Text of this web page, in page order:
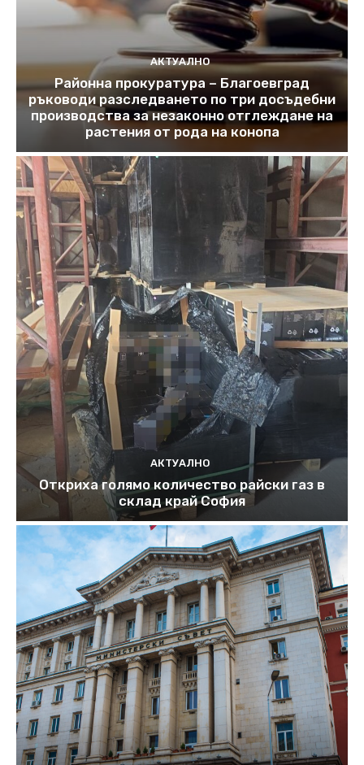
АКТУАЛНО
Районна прокуратура – Благоевград
ръководи разследването по три досъдебни
производства за незаконно отглеждане на
растения от рода на конопа
АКТУАЛНО
Откриха голямо количество райски газ в
склад край София